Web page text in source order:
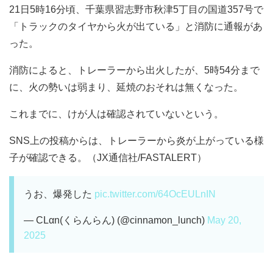
21日5時16分頃、千葉県習志野市秋津5丁目の国道357号で
「トラックのタイヤから火が出ている」と消防に通報があ
った。
消防によると、トレーラーから出火したが、5時54分まで
に、火の勢いは弱まり、延焼のおそれは無くなった。
これまでに、けが人は確認されていないという。
SNS上の投稿からは、トレーラーから炎が上がっている様
子が確認できる。（JX通信社/FASTALERT）
うお、爆発した pic.twitter.com/64OcEULnIN
— CLαn(くらんらん) (@cinnamon_lunch) May 20,
2025